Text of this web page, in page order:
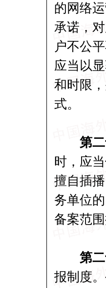
的网络
承诺，
户不公
应当以
和时限
式。
第二
时，应
擅自插
务单位
备案范
第二
报制度